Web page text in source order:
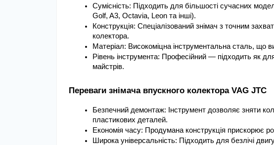
Сумісність: Підходить для більшості сучасних
Golf, A3, Octavia, Leon та інші).
Конструкція: Спеціалізований знімач з точним
колектора.
Матеріал: Високоміцна інструментальна сталь, що
Рівень інструмента: Професійний — підходить як
майстрів.
Переваги знімача впускного колектора VAG JTC
Безпечний демонтаж: Інструмент дозволяє зняти
пластикових деталей.
Економія часу: Продумана конструкція прискорює
Широка універсальність: Підходить для безлічі